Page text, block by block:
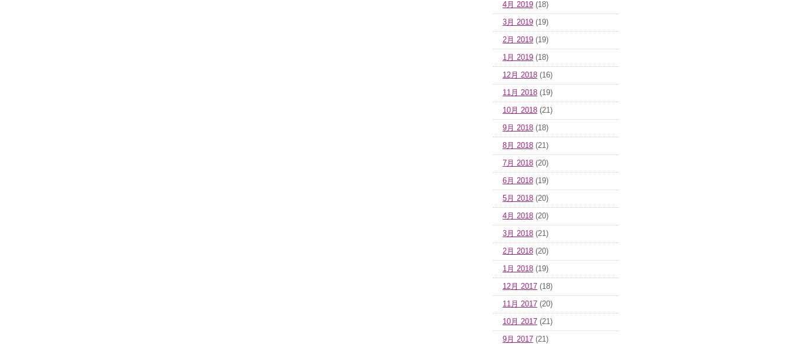
4月 2019 (18)
3月 2019 (19)
2月 2019 (19)
1月 2019 (18)
12月 2018 (16)
11月 2018 (19)
10月 2018 (21)
9月 2018 (18)
8月 2018 (21)
7月 2018 (20)
6月 2018 (19)
5月 2018 (20)
4月 2018 (20)
3月 2018 (21)
2月 2018 (20)
1月 2018 (19)
12月 2017 (18)
11月 2017 (20)
10月 2017 (21)
9月 2017 (21)